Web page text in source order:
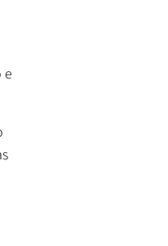
e